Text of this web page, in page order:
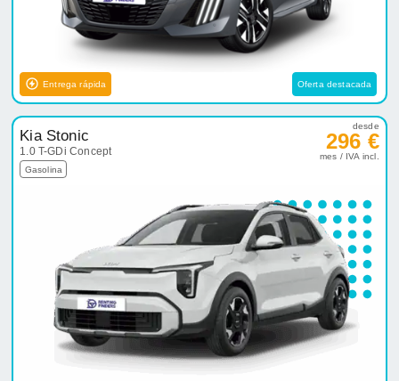
Entrega rápida Oferta destacada
Kia Stonic
1.0 T-GDi Concept
Gasolina
desde
296 €
mes / IVA incl.